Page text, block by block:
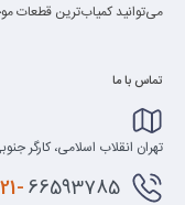
می‌توانید کمیاب‌ترین قطعات
تماس با ما
تهران انقلاب اسلامی، کارگر جنوبی نبش
66593785